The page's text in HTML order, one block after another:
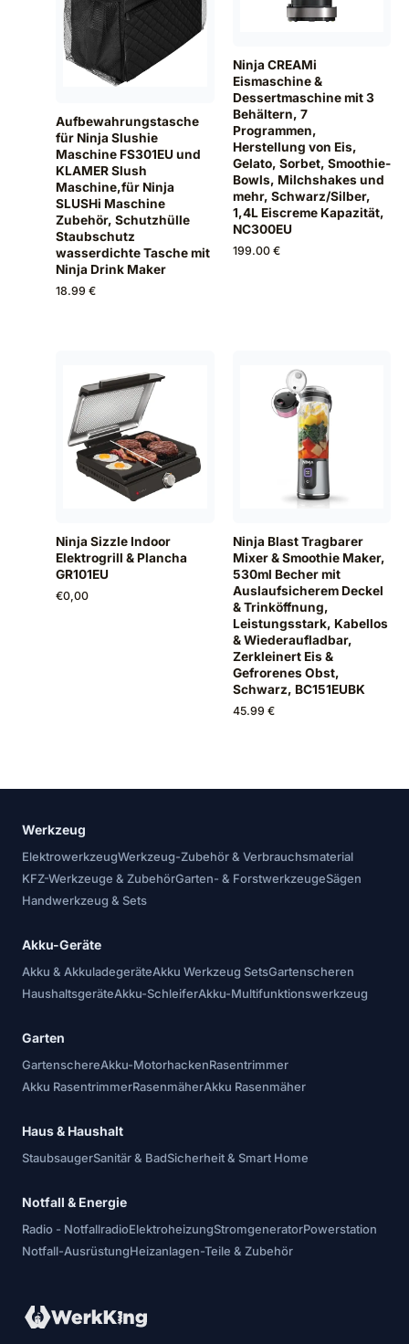
Aufbewahrungstasche
für Ninja Slushie
Maschine FS301EU und
KLAMER Slush
Maschine,für Ninja
SLUSHi Maschine
Zubehör, Schutzhülle
Staubschutz
wasserdichte Tasche mit
Ninja Drink Maker
18.99 €
Ninja CREAMi
Eismaschine &
Dessertmaschine mit 3
Behältern, 7
Programmen,
Herstellung von Eis,
Gelato, Sorbet, Smoothie-
Bowls, Milchshakes und
mehr, Schwarz/Silber,
1,4L Eiscreme Kapazität,
NC300EU
199.00 €
Ninja Sizzle Indoor
Elektrogrill & Plancha
GR101EU
€0,00
Ninja Blast Tragbarer
Mixer & Smoothie Maker,
530ml Becher mit
Auslaufsicherem Deckel
& Trinköffnung,
Leistungsstark, Kabellos
& Wiederaufladbar,
Zerkleinert Eis &
Gefrorenes Obst,
Schwarz, BC151EUBK
45.99 €
Werkzeug
ElektrowerkzeugWerkzeug-Zubehör & Verbrauchsmaterial
KFZ-Werkzeuge & ZubehörGarten- & ForstwerkzeugeSägen
Handwerkzeug & Sets
Akku-Geräte
Akku & AkkuladegeräteAkku Werkzeug SetsGartenscheren
HaushaltsgeräteAkku-SchleiferAkku-Multifunktionswerkzeug
Garten
GartenschereAkku-MotorhackenRasentrimmer
Akku RasentrimmerRasenmäherAkku Rasenmäher
Haus & Haushalt
StaubsaugerSanitär & BadSicherheit & Smart Home
Notfall & Energie
Radio - NotfallradioElektroheizungStromgeneratorPowerstation
Notfall-AusrüstungHeizanlagen-Teile & Zubehör